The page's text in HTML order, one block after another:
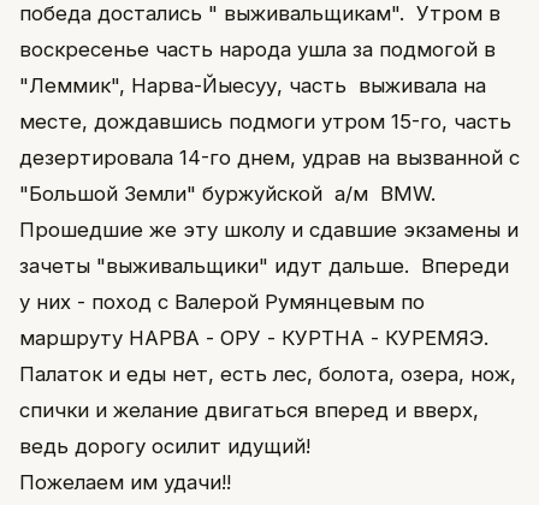
победа достались " выживальщикам". Утром в
воскресенье часть народа ушла за подмогой в
"Леммик", Нарва-Йыесуу, часть выживала на
месте, дождавшись подмоги утром 15-го, часть
дезертировала 14-го днем, удрав на вызванной с
"Большой Земли" буржуйской а/м ВМW.
Прошедшие же эту школу и сдавшие экзамены и
зачеты "выживальщики" идут дальше. Впереди
у них - поход с Валерой Румянцевым по
маршруту НАРВА - ОРУ - КУРТНА - КУРЕМЯЭ.
Палаток и еды нет, есть лес, болота, озера, нож,
спички и желание двигаться вперед и вверх,
ведь дорогу осилит идущий!
Пожелаем им удачи!!